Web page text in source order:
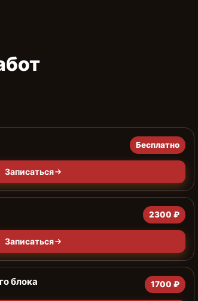
Бесплатно
Записаться
2300 ₽
Записаться
блока 1700 ₽